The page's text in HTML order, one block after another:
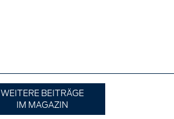
WEITERE BEITRÄGE
IM MAGAZIN